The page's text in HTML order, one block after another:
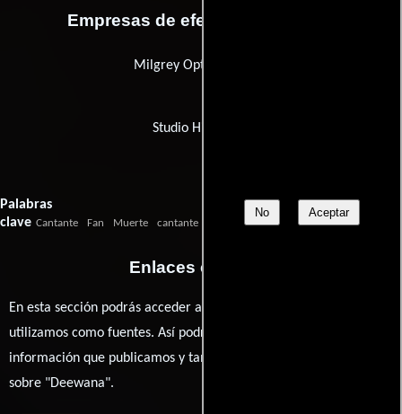
No Aceptar
Empresas de efectos especiales
Milgrey Optical Center
Studio Highlights
Palabras
clave Cantante Fan Muerte cantante abanico motocicleta amor muerte
Enlaces externos
En esta sección podrás acceder a los recursos externos que
utilizamos como fuentes. Así podrás chequear toda la
información que publicamos y también ampliar tu conocimiento
sobre "Deewana".